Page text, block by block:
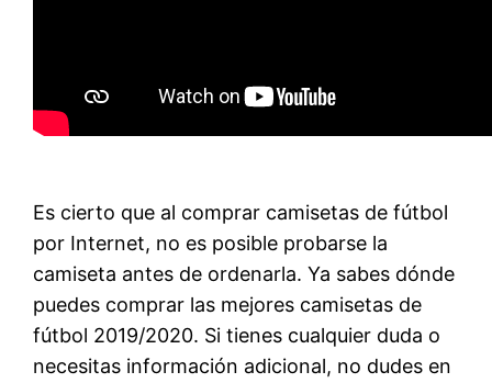
Es cierto que al comprar camisetas de fútbol
por Internet, no es posible probarse la
camiseta antes de ordenarla. Ya sabes dónde
puedes comprar las mejores camisetas de
fútbol 2019/2020. Si tienes cualquier duda o
necesitas información adicional, no dudes en